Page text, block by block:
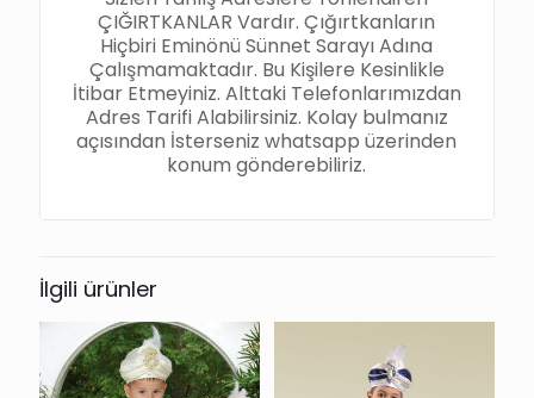
ÇIĞIRTKANLAR Vardır. Çığırtkanların
Hiçbiri Eminönü Sünnet Sarayı Adına
Çalışmamaktadır. Bu Kişilere Kesinlikle
İtibar Etmeyiniz. Alttaki Telefonlarımızdan
Adres Tarifi Alabilirsiniz. Kolay bulmanız
açısından İsterseniz whatsapp üzerinden
konum gönderebiliriz.
İlgili ürünler